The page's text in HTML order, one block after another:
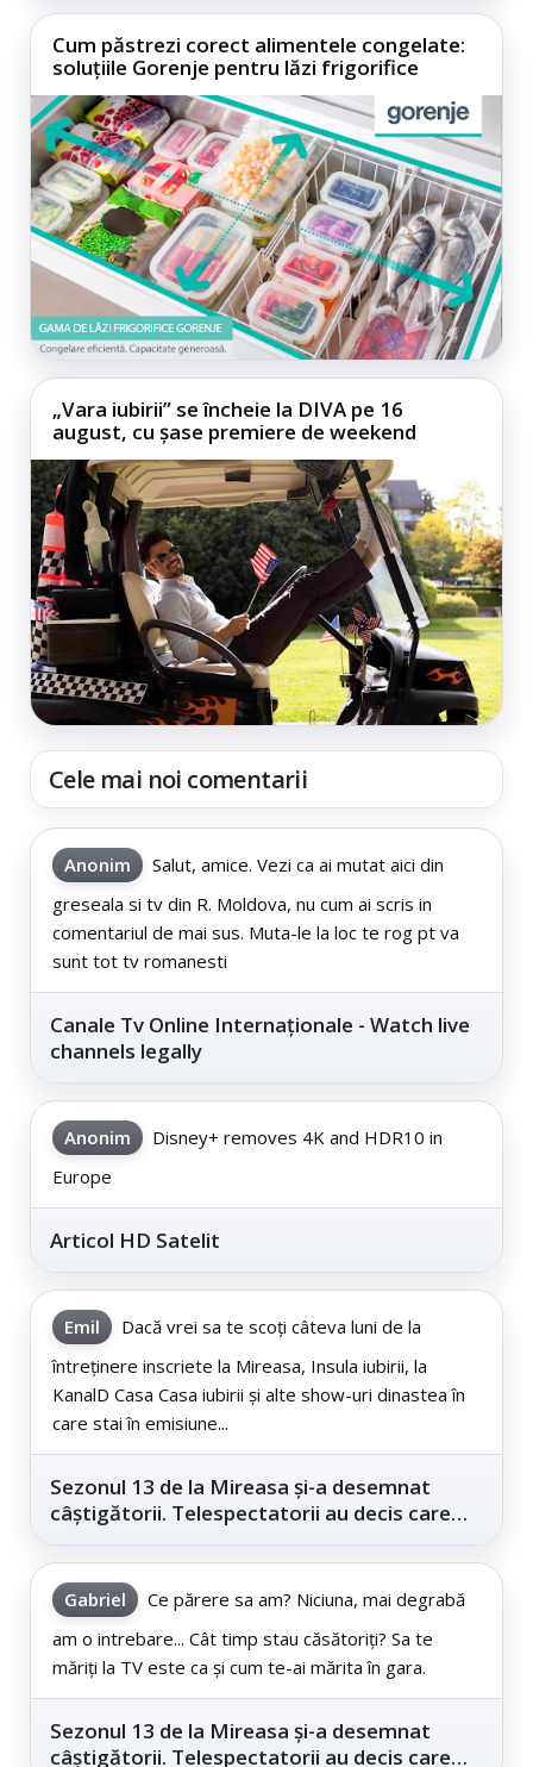
Cum păstrezi corect alimentele congelate:
soluțiile Gorenje pentru lăzi frigorifice
„Vara iubirii” se încheie la DIVA pe 16
august, cu șase premiere de weekend
Cele mai noi comentarii
Anonim
Salut, amice. Vezi ca ai mutat aici din
greseala si tv din R. Moldova, nu cum ai scris in
comentariul de mai sus. Muta-le la loc te rog pt va
sunt tot tv romanesti
Canale Tv Online Internaționale - Watch live
channels legally
Anonim
Disney+ removes 4K and HDR10 in
Europe
Articol HD Satelit
Emil
Dacă vrei sa te scoți câteva luni de la
întreținere inscriete la Mireasa, Insula iubirii, la
KanalD Casa Casa iubirii și alte show-uri dinastea în
care stai în emisiune...
Sezonul 13 de la Mireasa și-a desemnat
câștigătorii. Telespectatorii au decis care
Gabriel
Ce părere sa am? Niciuna, mai degrabă
am o intrebare... Cât timp stau căsătoriți? Sa te
măriți la TV este ca și cum te-ai mărita în gara.
Sezonul 13 de la Mireasa și-a desemnat
câștigătorii. Telespectatorii au decis care